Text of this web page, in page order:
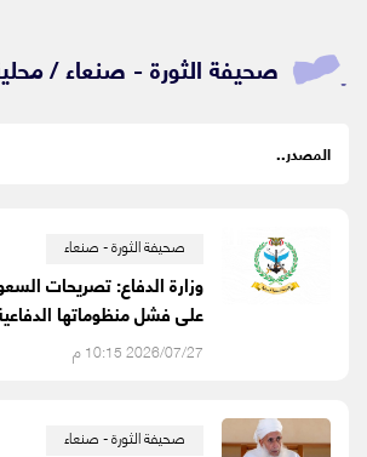
صحيفة الثورة - صنعاء /
صحيفة الثورة - صنعاء
وزارة الدفاع: تصريحات
على فشل منظوماتها
2026/07/27 10:15 م
صحيفة الثورة - صنعاء